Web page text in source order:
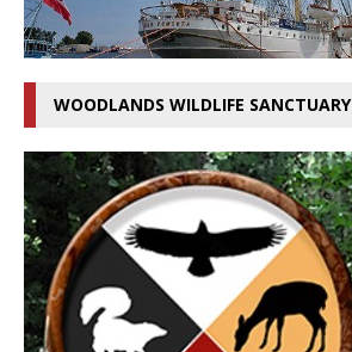
WOODLANDS WILDLIFE SANCTUARY